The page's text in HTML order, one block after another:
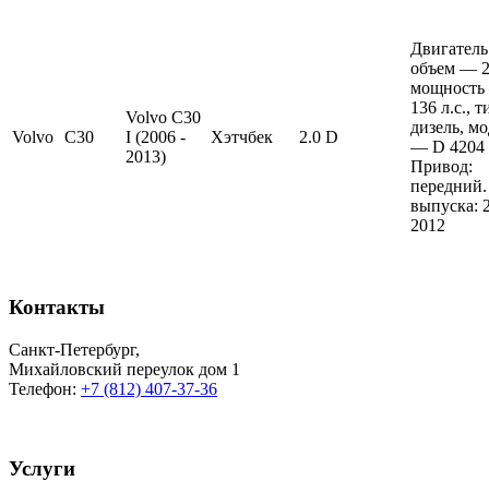
Volvo C30
Volvo C30
I (2006 -
2013)
Хэтчбек 2.0 D
объем —
136 л.с.,
дизель,
— D 4204
Привод:
выпуска:
2012
Контакты
Санкт-Петербург,
Михайловский переулок дом 1
Телефон: +7 (812) 407-37-36
Услуги